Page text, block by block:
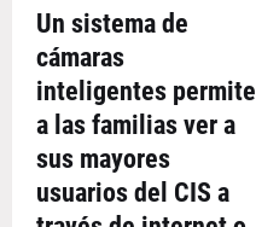
Un sistema de
cámaras
inteligentes permite
a las familias ver a
sus mayores
usuarios del CIS a